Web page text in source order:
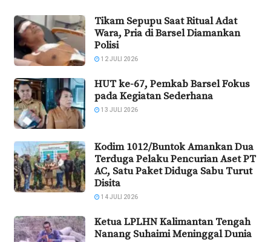
Tikam Sepupu Saat Ritual Adat
Wara, Pria di Barsel Diamankan
Polisi
12 JULI 2026
HUT ke-67, Pemkab Barsel Fokus
pada Kegiatan Sederhana
13 JULI 2026
Kodim 1012/Buntok Amankan Dua
Terduga Pelaku Pencurian Aset PT
AC, Satu Paket Diduga Sabu Turut
Disita
14 JULI 2026
Ketua LPLHN Kalimantan Tengah
Nanang Suhaimi Meninggal Dunia